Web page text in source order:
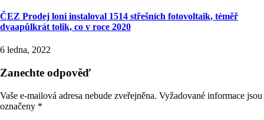
ČEZ Prodej loni instaloval 1514 střešních fotovoltaik, téměř
dvaapůlkrát tolik, co v roce 2020
6 ledna, 2022
Zanechte odpověď
Vaše e-mailová adresa nebude zveřejněna. Vyžadované informace jsou
označeny *